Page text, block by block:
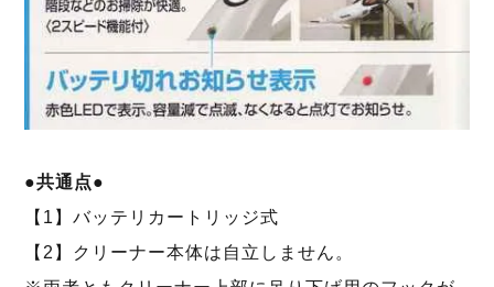
●共通点●
【1】バッテリカートリッジ式
【2】クリーナー本体は自立しません。